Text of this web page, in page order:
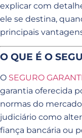
explicar com
ele se destina,
principais
O QUE É O
O SEGURO
garantia oferecida
normas do
judiciário como
fiança bancária ou